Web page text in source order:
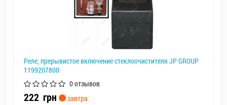
Реле, прерывистое включение стеклоочистителя JP GROUP
1199207800
0 отзывов
222 грн
завтра